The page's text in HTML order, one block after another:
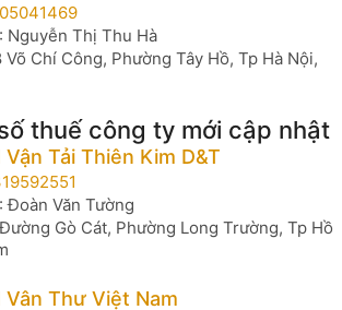
: Nguyễn Thị Thu Hà
Võ Chí Công, Phường Tây Hồ, Tp Hà Nội,
thuế công ty mới cập nhật
Tải Thiên Kim D&T
:Đoàn Văn Tường
Gò Cát, Phường Long Trường, Tp Hồ
Vân Thư Việt Nam